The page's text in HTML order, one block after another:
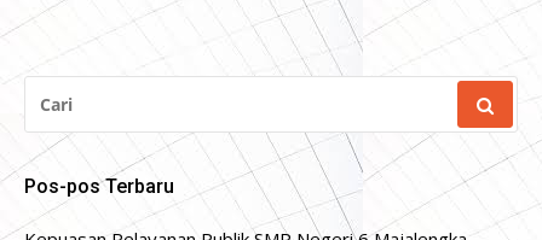
UNTUK:
Pos-pos Terbaru